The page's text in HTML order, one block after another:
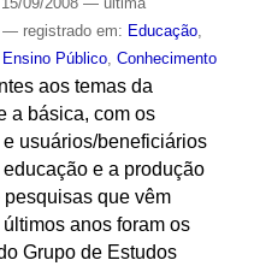
— registrado em: Educação,
Ensino Público, Conhecimento
aos temas da
a básica, com os
usuários/beneficiários
e a produção
que vêm
anos foram os
Grupo de Estudos